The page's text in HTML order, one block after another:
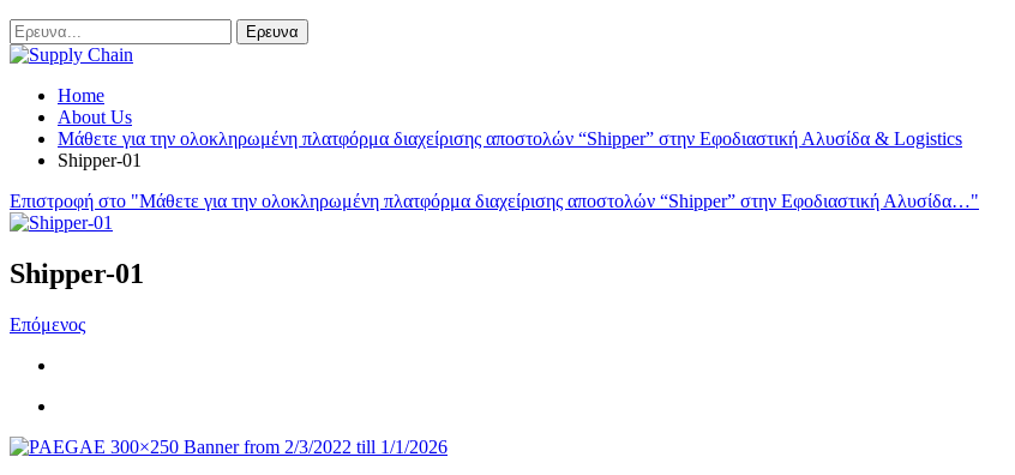
Home
About Us
Μάθετε για την ολοκληρωμένη πλατφόρμα διαχείρισης αποστολών “Shipper” στην Εφοδιαστική Αλυσίδα & Logistics
Shipper-01
Επιστροφή στο "Μάθετε για την ολοκληρωμένη πλατφόρμα διαχείρισης αποστολών “Shipper” στην Εφοδιαστική Αλυσίδα…"
Shipper-01
Επόμενος